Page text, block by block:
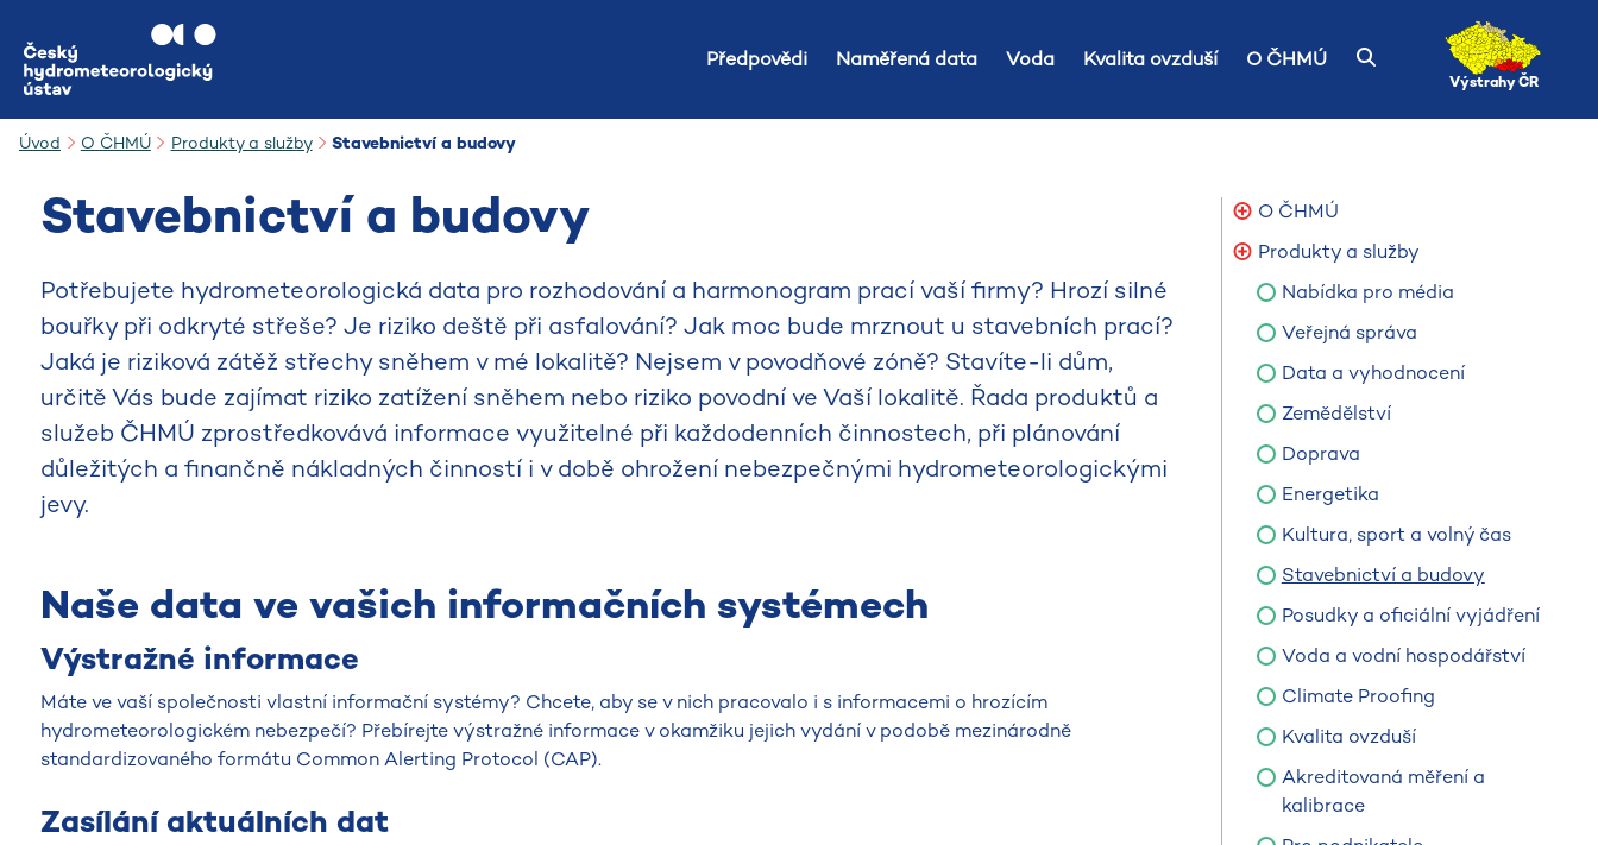
Předpovědi
Naměřená data Voda Kvalita ovzduší O ČHMÚ
Výstrahy ČR
Úvod O ČHMÚ Produkty a služby Stavebnictví a budovy
Stavebnictví a budovy
Potřebujete hydrometeorologická data pro rozhodování a harmonogram prací vaší firmy? Hrozí silné
bouřky při odkryté střeše? Je riziko deště při asfalování? Jak moc bude mrznout u stavebních prací?
Jaká je riziková zátěž střechy sněhem v mé lokalitě? Nejsem v povodňové zóně? Stavíte-li dům,
určitě Vás bude zajímat riziko zatížení sněhem nebo riziko povodní ve Vaší lokalitě. Řada produktů a
služeb ČHMÚ zprostředkovává informace využitelné při každodenních činnostech, při plánování
důležitých a finančně nákladných činností i v době ohrožení nebezpečnými hydrometeorologickými
jevy.
Naše data ve vašich informačních systémech
Výstražné informace
Máte ve vaší společnosti vlastní informační systémy? Chcete, aby se v nich pracovalo i s informacemi o hrozícím
hydrometeorologickém nebezpečí? Přebírejte výstražné informace v okamžiku jejich vydání v podobě mezinárodně
standardizovaného formátu Common Alerting Protocol (CAP).
Zasílání aktuálních dat
O ČHMÚ
Produkty a služby
Nabídka pro média
Veřejná správa
Data a vyhodnocení
Zemědělství
Doprava
Energetika
Kultura, sport a volný čas
Stavebnictví a budovy
Posudky a oficiální vyjádření
Voda a vodní hospodářství
Climate Proofing
Kvalita ovzduší
Akreditovaná měření a
kalibrace